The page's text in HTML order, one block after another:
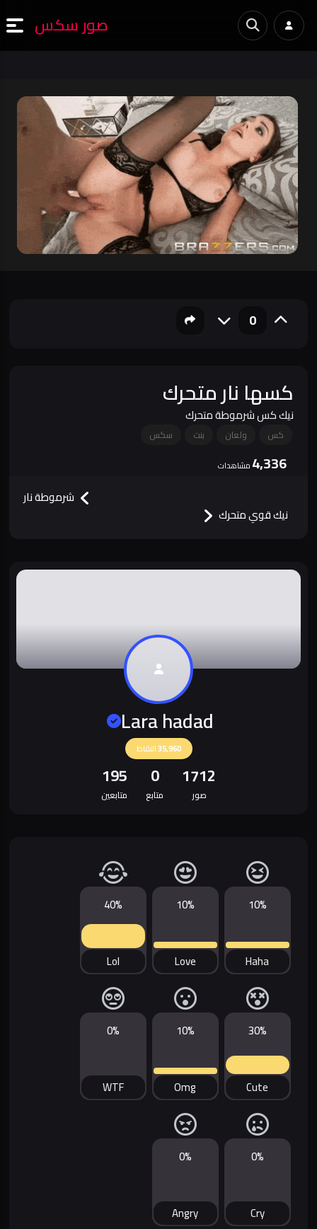
صور سكس
0
كسها نار متحرك
نيك كس شرموطة متحرك
كس ولعان بنت سكس
4,336 مشاهدات
شرموطة نار
نيك قوي متحرك
Lara hadad
35,960النقاط
1712
صور
0
متابع
195
متابعين
10%
Haha
10%
Love
40%
Lol
30%
Cute
10%
Omg
0%
WTF
0%
Cry
0%
Angry